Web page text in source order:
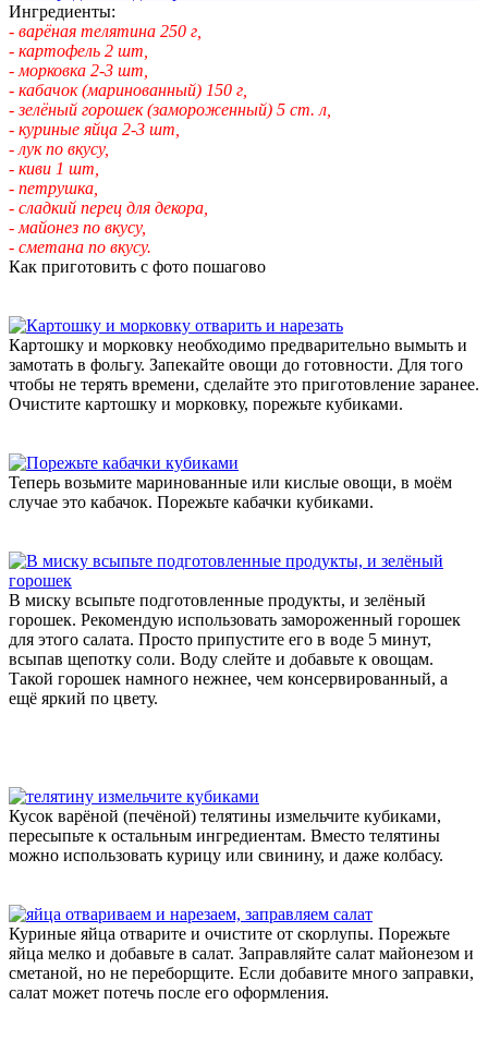
Ингредиенты:
- варёная телятина 250 г,
- картофель 2 шт,
- морковка 2-3 шт,
- кабачок (маринованный) 150 г,
- зелёный горошек (замороженный) 5 ст. л,
- куриные яйца 2-3 шт,
- лук по вкусу,
- киви 1 шт,
- петрушка,
- сладкий перец для декора,
- майонез по вкусу,
- сметана по вкусу.
Как приготовить с фото пошагово
Картошку и морковку необходимо предварительно вымыть и
замотать в фольгу. Запекайте овощи до готовности. Для того
чтобы не терять времени, сделайте это приготовление заранее.
Очистите картошку и морковку, порежьте кубиками.
Теперь возьмите маринованные или кислые овощи, в моём
случае это кабачок. Порежьте кабачки кубиками.
В миску всыпьте подготовленные продукты, и зелёный
горошек. Рекомендую использовать замороженный горошек
для этого салата. Просто припустите его в воде 5 минут,
всыпав щепотку соли. Воду слейте и добавьте к овощам.
Такой горошек намного нежнее, чем консервированный, а
ещё яркий по цвету.
Кусок варёной (печёной) телятины измельчите кубиками,
пересыпьте к остальным ингредиентам. Вместо телятины
можно использовать курицу или свинину, и даже колбасу.
Куриные яйца отварите и очистите от скорлупы. Порежьте
яйца мелко и добавьте в салат. Заправляйте салат майонезом и
сметаной, но не переборщите. Если добавите много заправки,
салат может потечь после его оформления.